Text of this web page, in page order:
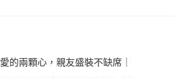
的兩顆心，親友盛裝不缺席｜